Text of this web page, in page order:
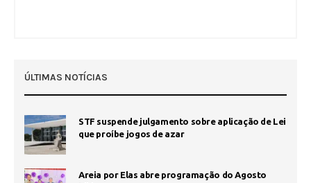
ÚLTIMAS NOTÍCIAS
STF suspende julgamento sobre aplicação de Lei
que proíbe jogos de azar
Areia por Elas abre programação do Agosto